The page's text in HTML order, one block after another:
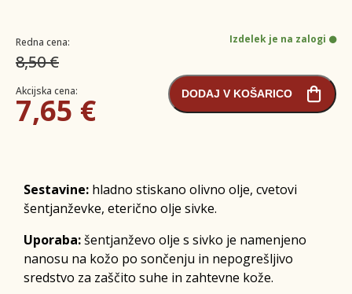
Redna cena:
8,50 €
Akcijska cena:
7,65 €
Izdelek je na zalogi
DODAJ V KOŠARICO
Sestavine: hladno stiskano olivno olje, cvetovi
šentjanževke, eterično olje sivke.
Uporaba:šentjanževo olje s sivko je namenjeno
nanosu na kožo po sončenju in nepogrešljivo
sredstvo za zaščito suhe in zahtevne kože.